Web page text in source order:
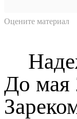
Оцените материал
До мая